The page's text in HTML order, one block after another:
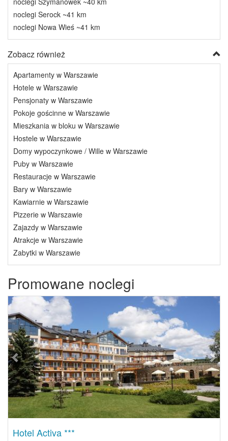
noclegi Serock ~41 km
noclegi Nowa Wieś ~41 km
Zobacz również
Apartamenty w Warszawie
Hotele w Warszawie
Pensjonaty w Warszawie
Pokoje gościnne w Warszawie
Mieszkania w bloku w Warszawie
Hostele w Warszawie
Domy wypoczynkowe / Wille w Warszawie
Puby w Warszawie
Restauracje w Warszawie
Bary w Warszawie
Kawiarnie w Warszawie
Pizzerie w Warszawie
Zajazdy w Warszawie
Atrakcje w Warszawie
Zabytki w Warszawie
Promowane noclegi
Previous Next
Hotel Activa ***